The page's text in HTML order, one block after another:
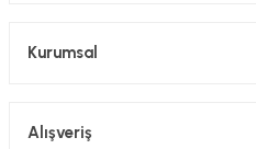
Kurumsal
Alışveriş